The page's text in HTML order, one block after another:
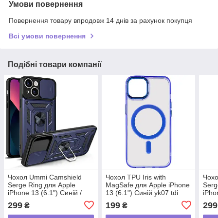
Умови повернення
Повернення товару впродовж 14 днів за рахунок покупця
Всі умови повернення
Подібні товари компанії
Чохол Ummi Camshield
Serge Ring для Apple
iPhone 13 (6.1") Синій /
299 ₴
Чохол TPU Iris with
MagSafe для Apple iPhone
13 (6.1") Синій yk07 tdi
199₴ 299